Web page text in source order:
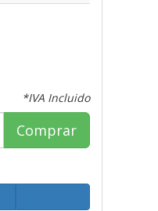
*IVA Incluido
Comprar